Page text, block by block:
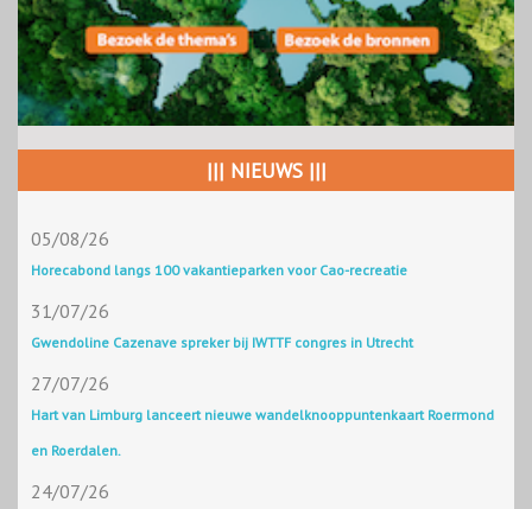
||| NIEUWS |||
05/08/26
Horecabond langs 100 vakantieparken voor Cao-recreatie
31/07/26
Gwendoline Cazenave spreker bij IWTTF congres in Utrecht
27/07/26
Hart van Limburg lanceert nieuwe wandelknooppuntenkaart Roermond
en Roerdalen.
24/07/26